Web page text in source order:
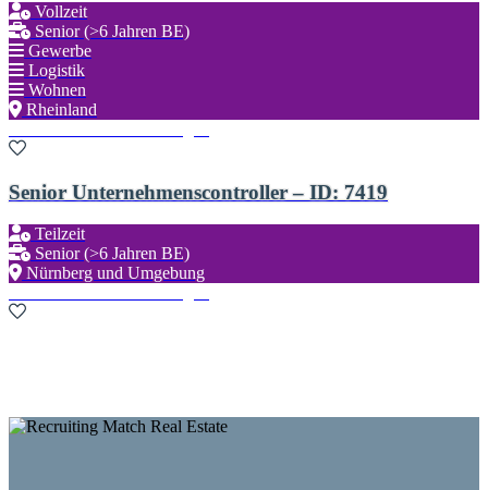
Vollzeit
Senior (>6 Jahren BE)
Gewerbe
Logistik
Wohnen
Rheinland
Senior Unternehmenscontroller – ID: 7419
Teilzeit
Senior (>6 Jahren BE)
Nürnberg und Umgebung